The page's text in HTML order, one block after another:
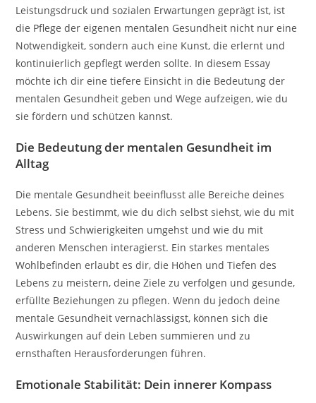
Leistungsdruck und sozialen Erwartungen geprägt ist, ist
die Pflege der eigenen mentalen Gesundheit nicht nur eine
Notwendigkeit, sondern auch eine Kunst, die erlernt und
kontinuierlich gepflegt werden sollte. In diesem Essay
möchte ich dir eine tiefere Einsicht in die Bedeutung der
mentalen Gesundheit geben und Wege aufzeigen, wie du
sie fördern und schützen kannst.
Die Bedeutung der mentalen Gesundheit im
Alltag
Die mentale Gesundheit beeinflusst alle Bereiche deines
Lebens. Sie bestimmt, wie du dich selbst siehst, wie du mit
Stress und Schwierigkeiten umgehst und wie du mit
anderen Menschen interagierst. Ein starkes mentales
Wohlbefinden erlaubt es dir, die Höhen und Tiefen des
Lebens zu meistern, deine Ziele zu verfolgen und gesunde,
erfüllte Beziehungen zu pflegen. Wenn du jedoch deine
mentale Gesundheit vernachlässigst, können sich die
Auswirkungen auf dein Leben summieren und zu
ernsthaften Herausforderungen führen.
Emotionale Stabilität: Dein innerer Kompass